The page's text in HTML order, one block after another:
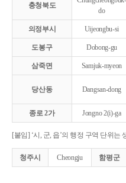
충청북도
do
의정부시 Uijeongbu-si
도봉구 Dobong-gu
삼죽면 Samjuk-myeon
당산동 Dangsan-dong
종로 2가 Jongno 2(i)-ga
[붙임] ‘시, 군, 읍’의 행정 구역 단위는
청주시 Cheongju 함평군